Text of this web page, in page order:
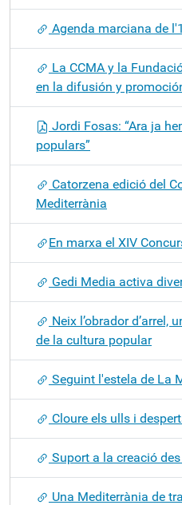
Agenda marciana de
La CCMA y la
en la difusión y
Jordi Fosas: “Ara ja
populars”
Catorzena edició del
Mediterrània
​En marxa el XIV
Gedi Media activa
Neix l’obrador d’arrel,
de la cultura popular
Seguint l'estela de La
Cloure els ulls i
Suport a la creació des
Una Mediterrània de